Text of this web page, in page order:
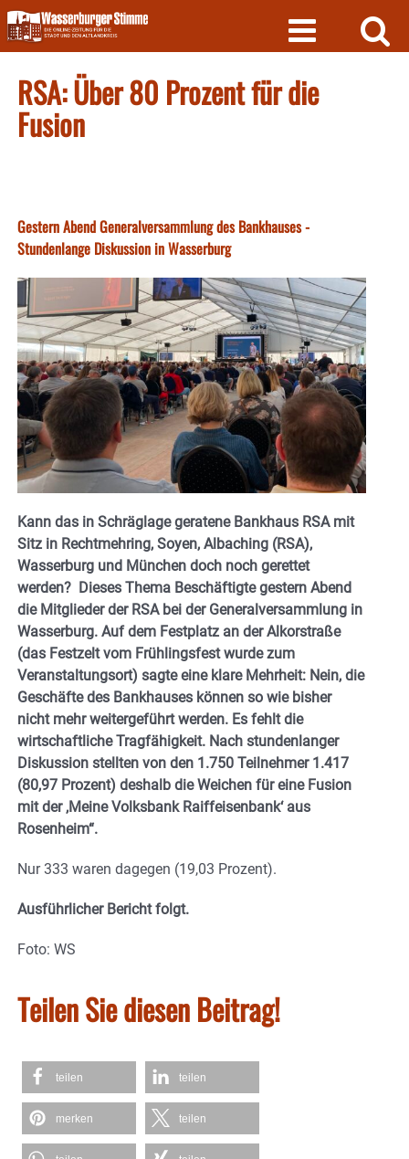
Skip
to
content
RSA: Über 80 Prozent für die
Fusion
Gestern Abend Generalversammlung des Bankhauses -
Stundenlange Diskussion in Wasserburg
Kann das in Schräglage geratene Bankhaus RSA mit
Sitz in Rechtmehring, Soyen, Albaching (RSA),
Wasserburg und München doch noch gerettet
werden? Dieses Thema Beschäftigte gestern Abend
die Mitglieder der RSA bei der Generalversammlung in
Wasserburg. Auf dem Festplatz an der Alkorstraße
(das Festzelt vom Frühlingsfest wurde zum
Veranstaltungsort) sagte eine klare Mehrheit: Nein, die
Geschäfte des Bankhauses können so wie bisher
nicht mehr weitergeführt werden. Es fehlt die
wirtschaftliche Tragfähigkeit. Nach stundenlanger
Diskussion stellten von den 1.750 Teilnehmer 1.417
(80,97 Prozent) deshalb die Weichen für eine Fusion
mit der ,Meine Volksbank Raiffeisenbank‘ aus
Rosenheim“.
Nur 333 waren dagegen (19,03 Prozent).
Ausführlicher Bericht folgt.
Foto: WS
Teilen Sie diesen Beitrag!
teilen teilen
merken teilen